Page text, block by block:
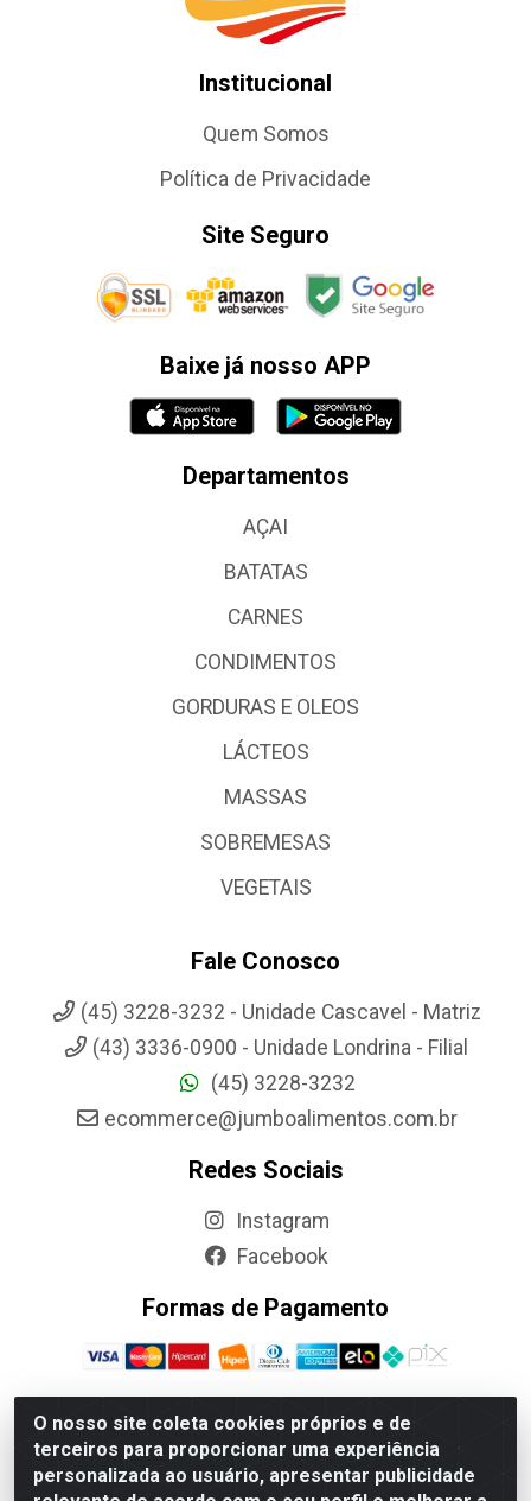
O nosso site coleta cookies próprios e de
terceiros para proporcionar uma experiência
personalizada ao usuário, apresentar publicidade
Institucional
Quem Somos
Política de Privacidade
Site Seguro
Baixe já nosso APP
Departamentos
AÇAI
BATATAS
CARNES
CONDIMENTOS
GORDURAS E OLEOS
LÁCTEOS
MASSAS
SOBREMESAS
VEGETAIS
Fale Conosco
(45) 3228-3232 - Unidade Cascavel - Matriz
(43) 3336-0900 - Unidade Londrina - Filial
(45) 3228-3232
ecommerce@jumboalimentos.com.br
Redes Sociais
Instagram
Facebook
Formas de Pagamento
Jumbo Alimentos Cascavel - Matriz - Rua Itatiba Do Sul, 161 -
Santos Dumont, Cascavel-PR - CEP 85804-700- CNPJ